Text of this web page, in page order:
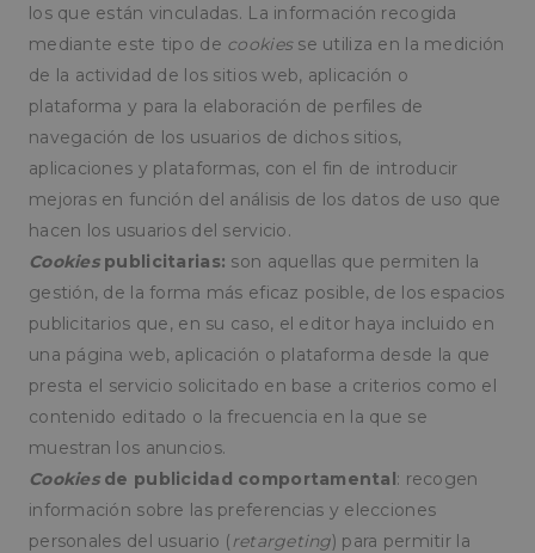
los que están vinculadas. La información recogida
mediante este tipo de cookiesse utiliza en la medición
de la actividad de los sitios web, aplicación o
plataforma y para la elaboración de perfiles de
navegación de los usuarios de dichos sitios,
aplicaciones y plataformas, con el fin de introducir
mejoras en función del análisis de los datos de uso que
hacen los usuarios del servicio.
Cookies publicitarias: son aquellas que permiten la
gestión, de la forma más eficaz posible, de los espacios
publicitarios que, en su caso, el editor haya incluido en
una página web, aplicación o plataforma desde la que
presta el servicio solicitado en base a criterios como el
contenido editado o la frecuencia en la que se
muestran los anuncios.
Cookies de publicidad comportamental: recogen
información sobre las preferencias y elecciones
personales del usuario (retargeting) para permitir la